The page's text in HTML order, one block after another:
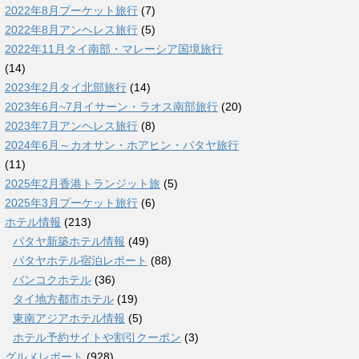
2022年8月プーケット旅行 (7)
2022年8月アンヘレス旅行 (5)
2022年11月タイ南部・マレーシア国境旅行
(14)
2023年2月タイ北部旅行 (14)
2023年6月~7月イサーン・ラオス南部旅行 (20)
2023年7月アンヘレス旅行 (8)
2024年6月～カオサン・ホアヒン・パタヤ旅行
(11)
2025年2月香港トランジット旅 (5)
2025年3月プーケット旅行 (6)
ホテル情報 (213)
パタヤ新築ホテル情報 (49)
パタヤホテル宿泊レポート (88)
バンコクホテル (36)
タイ地方都市ホテル (19)
東南アジアホテル情報 (5)
ホテル予約サイトや割引クーポン (3)